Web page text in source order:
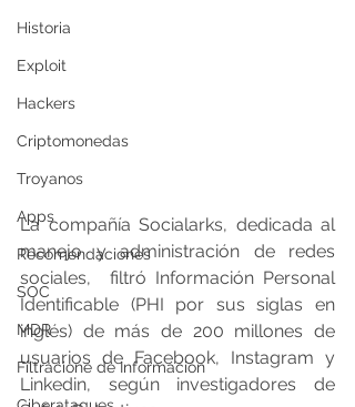
Historia
Exploit
Hackers
Criptomonedas
Troyanos
Apps
Recomendaciones
SOC
MDR
Filtracione de Información
La compañía Socialarks, dedicada al
manejo y administración de redes
sociales,  filtró Información Personal
Identificable (PHI por sus siglas en
inglés) de más de 200 millones de
usuarios de Facebook, Instagram y
Linkedin, según investigadores de